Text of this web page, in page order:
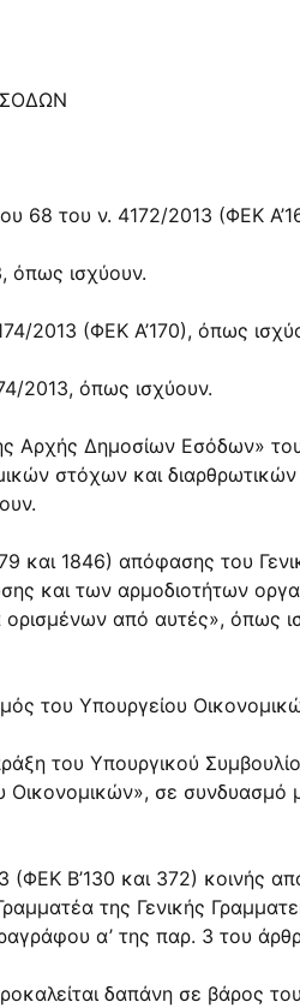
68 του ν. 4172/2013 (ΦΕΚ
όπως ισχύουν.
2013 (ΦΕΚ Α’170), όπως
2013, όπως ισχύουν.
Αρχής Δημοσίων Εσόδων»
στόχων και
και 1846) απόφασης του
και των αρμοδιοτήτων
από αυτές», όπως
του Υπουργείου
του Υπουργικού
σε συνδυασμό
(ΦΕΚ Β’130 και 372) κοινής
της Γενικής
α’ της παρ. 3 του
δαπάνη σε βάρος